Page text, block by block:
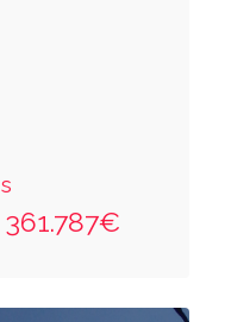
s
361.787€